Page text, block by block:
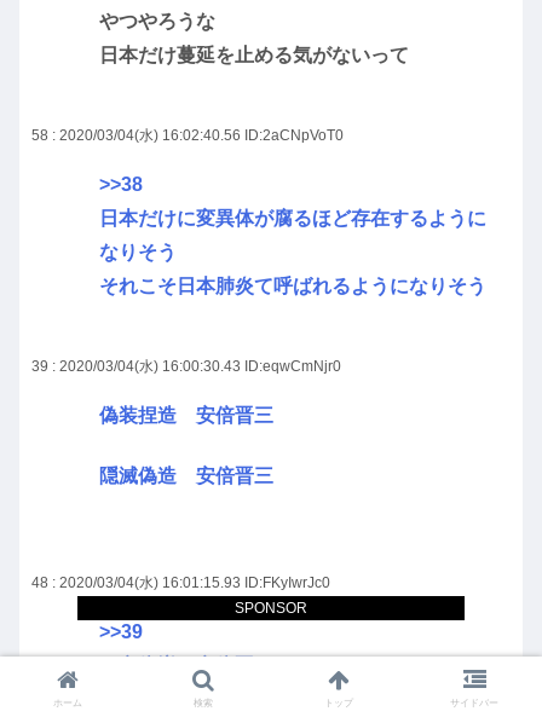
SPONSOR
やつやろうな
日本だけ蔓延を止める気がないって
58 : 2020/03/04(水) 16:02:40.56 ID:2aCNpVoT0
>>38
日本だけに変異体が腐るほど存在するように
なりそう
それこそ日本肺炎て呼ばれるようになりそう
39 : 2020/03/04(水) 16:00:30.43 ID:eqwCmNjr0
偽装捏造 安倍晋三
隠滅偽造 安倍晋三
48 : 2020/03/04(水) 16:01:15.93 ID:FKyIwrJc0
>>39
不安倍増 安倍晋三
ホーム 検索 トップ サイドバー